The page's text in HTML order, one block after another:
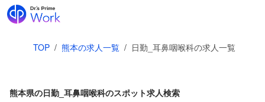
TOP / 熊本の求人一覧 / 日勤_耳鼻咽喉科の求人一覧
熊本県の日勤_耳鼻咽喉科のスポット求人検索